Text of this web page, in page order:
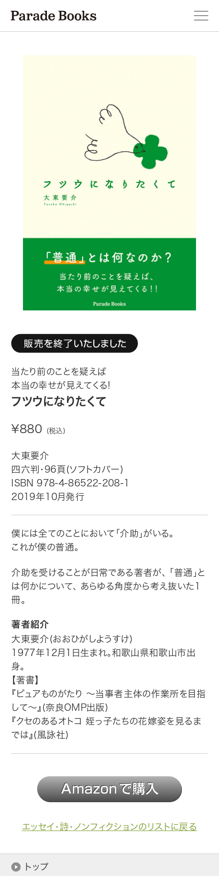
新刊・近刊のお知らせ
おすすめ！この一冊。
エッセイ・詩・ノンフィクション
論文・学術書・参考書
社会・思想・哲学
写真集
電子書籍
ご案内
トップ
自費出版したい方
メディア紹介
購入方法
画像・文章の使用について
企業情報
当たり前のことを疑えば
本当の幸せが見えてくる!
フツウになりたくて
¥880 (税込)
大東要介
四六判・96頁(ソフトカバー)
ISBN 978-4-86522-208-1
2019年10月発行
僕には全てのことにおいて「介助」がいる。
これが僕の普通。
介助を受けることが日常である著者が、 「普通」と
は何かについて、 あらゆる角度から考え抜いた1
冊。
著者紹介
大東要介(おおひがしようすけ)
1977年12月1日生まれ。和歌山県和歌山市出
身。
【著書】
『ピュアものがたり ～当事者主体の作業所を目指
して～』(奈良OMP出版)
『クセのあるオトコ 姪っ子たちの花嫁姿を見るま
では』(風詠社)
エッセイ・詩・ノンフィクションのリストに戻る
トップ